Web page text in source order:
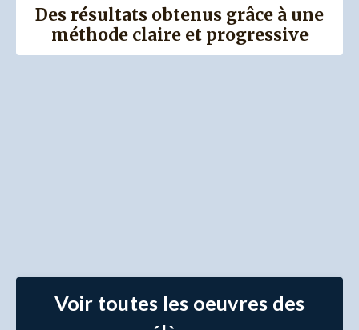
Des résultats obtenus grâce à une
méthode claire et progressive
Voir toutes les oeuvres des